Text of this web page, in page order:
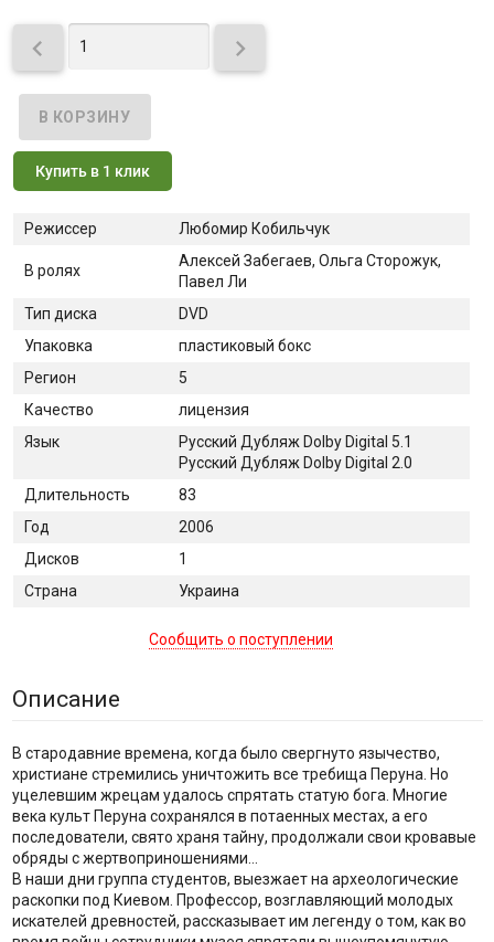
 
Купить в 1 клик
Режиссер Любомир Кобильчук
В ролях
Алексей Забегаев, Ольга Сторожук,
Павел Ли
Тип диска
DVD
Упаковка
пластиковый бокс
Регион
5
Качество
лицензия
Язык
Русский Дубляж Dolby Digital 5.1
Русский Дубляж Dolby Digital 2.0
Длительность
83
Год
2006
Дисков
1
Страна
Украина
Сообщить о поступлении
Описание
В стародавние времена, когда было свергнуто язычество,
христиане стремились уничтожить все требища Перуна. Но
уцелевшим жрецам удалось спрятать статую бога. Многие
века культ Перуна сохранялся в потаенных местах, а его
последователи, свято храня тайну, продолжали свои кровавые
обряды с жертвоприношениями…
В наши дни группа студентов, выезжает на археологические
раскопки под Киевом. Профессор, возглавляющий молодых
искателей древностей, рассказывает им легенду о том, как во